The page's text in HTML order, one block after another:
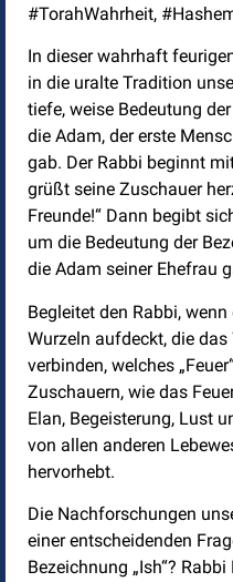
#TorahWahrheit,
In dieser wahrhaft
in die uralte Tradition
tiefe, weise Bedeutung
die Adam, der erste
gab. Der Rabbi beginnt
grüßt seine Zuschauer
Freunde!“ Dann begibt
um die Bedeutung der
die Adam seiner Ehefrau
Begleitet den Rabbi,
Wurzeln aufdeckt, die das
verbinden, welches
Zuschauern, wie das
Elan, Begeisterung, Lust
von allen anderen
hervorhebt.
Die Nachforschungen
einer entscheidenden
Bezeichnung „Ish“?